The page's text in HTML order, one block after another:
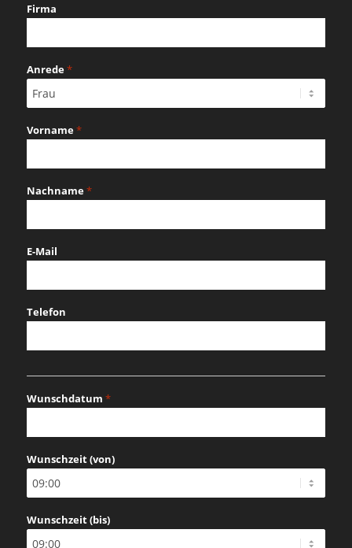
Firma
Anrede*
Vorname*
Nachname*
E-Mail
Telefon
Wunschdatum *
TT
Schrägstrich
JJJJ
Wunschzeit (von)
Wunschzeit (bis)